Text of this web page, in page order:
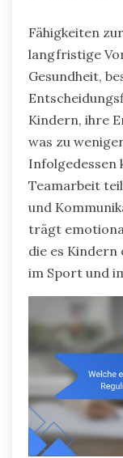
Fähigkeiten
langfristige
Gesundheit,
Kindern, ihre
was zu
Infolgedessen
Teamarbeit
und
trägt
die es Kindern
im Sport und